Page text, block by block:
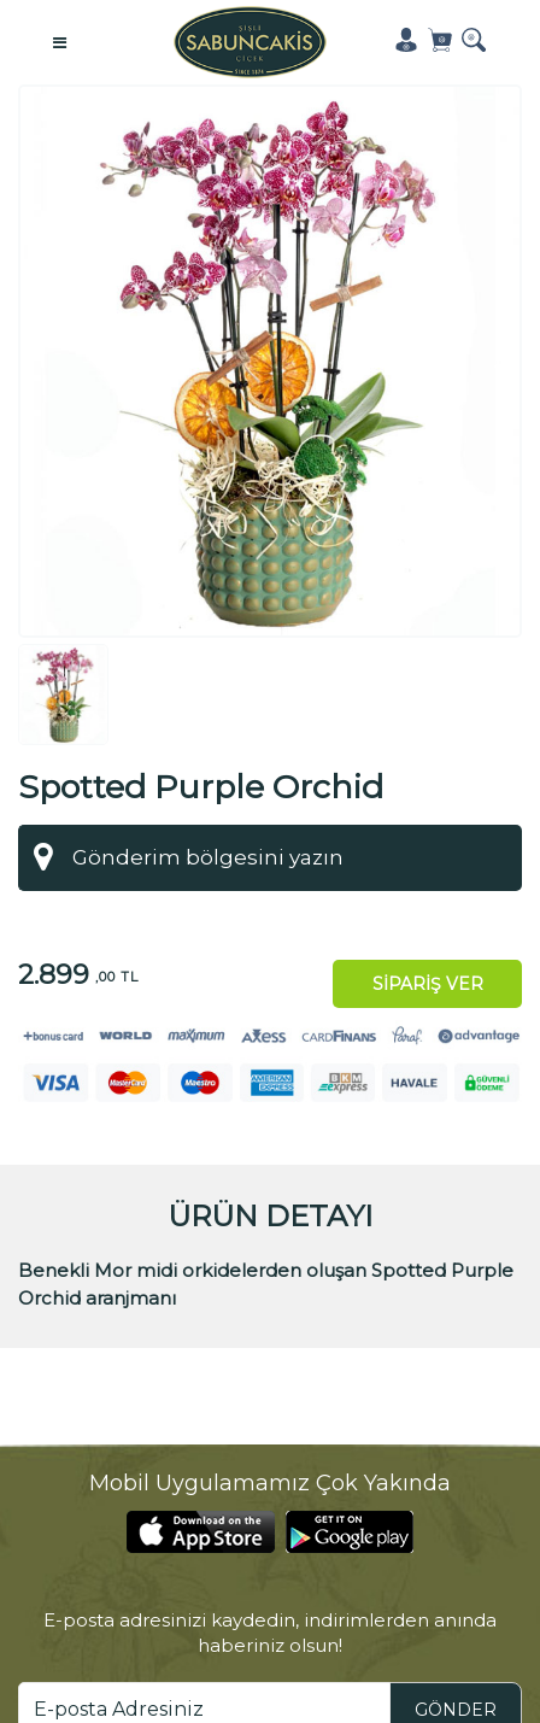
Spotted Purple Orchid
2.899 ,00 TL SİPARİŞ VER
ÜRÜN DETAYI
Benekli Mor midi orkidelerden oluşan Spotted Purple
Orchid aranjmanı
Mobil Uygulamamız Çok Yakında
E-posta adresinizi kaydedin, indirimlerden anında
haberiniz olsun!
GÖNDER